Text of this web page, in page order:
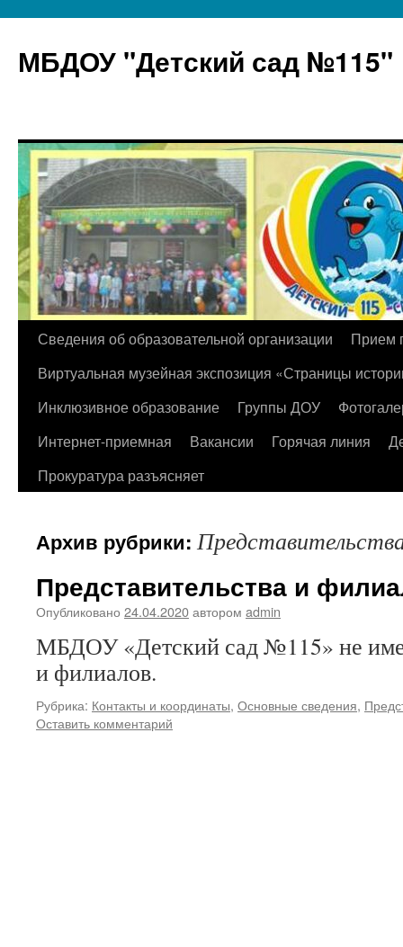
МБДОУ "Детский сад №115"
Перейти
содержимому
Сведения об образовательной организации
Прием
Виртуальная музейная экспозиция «Страницы
Инклюзивное образование
Группы ДОУ
Интернет-приемная
Вакансии Горячая линия
Прокуратура разъясняет
Архив рубрики:
Представительства и
Опубликовано 24.04.2020автором admin
МБДОУ «Детский сад №115» не
и филиалов.
Рубрика: Контакты и координаты, Основные сведения,
Оставить комментарий